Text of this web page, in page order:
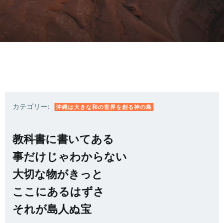
カテゴリー: 沖縄は大きな和の世界を創る神の島
教科書に書いてある
事だけじゃわからない
大切な物がきっと
ここにあるはずさ
それが島人ぬ宝